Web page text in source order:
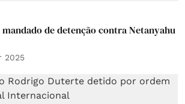
de detenção contra Netanyahu
2025